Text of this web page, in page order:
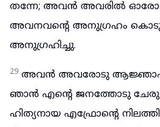
തന്നേ; അവൻ അവരിൽ
അവനവന്റെ അനുഗ്രഹം
അനുഗ്രഹിച്ചു.
29 അവൻ അവരോടു
ഞാൻ എന്റെ ജനത്തോടു
ഹിത്യനായ എഫ്രോന്റെ